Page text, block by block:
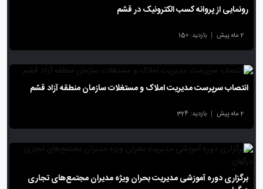
رونمایی از پروانه کسب الکترونیک در قشم
2 ماه پیش | بازدید: 150
انتصاب سرپرست مدیریت املاک و مستغلات سازمان منطقه آزاد قشم
2 ماه پیش | بازدید: 324
برگزاری دوره آموزشی مدیریت بحران ویژه مدیران مجتمع‌های تجاری